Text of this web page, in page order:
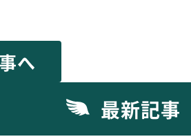
へ
最新記事